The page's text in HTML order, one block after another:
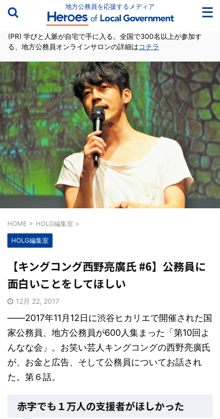
地方公務員を応援するメディア
(PR) 学びと人脈が自宅で手に入る。全国で300名以上が参加す
る、地方公務員オンラインサロンの詳細はコチラ
HOME > HOLG編集室 >
HOLG編集室
【キングコング西野亮廣氏 #6】公務員に
面白いことをしてほしい
12月 22, 2017
――2017年11月12日に渋谷ヒカリエで開催された国
家公務員、地方公務員が600人集まった「第10回よ
んなな会」。お笑い芸人キングコングの西野亮廣氏
が、お金と広告、そして公務員についてお話され
た。第６話。
赤字でも１万人の支援者がほしかった